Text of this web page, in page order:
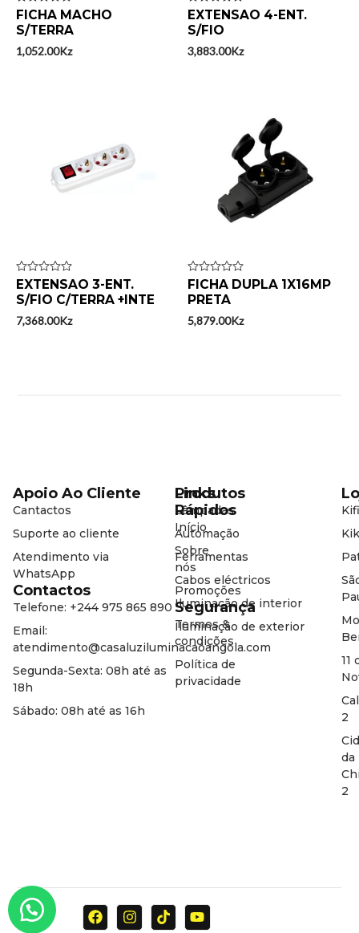
Avaliação
0
de
FICHA MACHO
S/TERRA
1,052.00Kz
Avaliação
0
de
EXTENSAO 4-ENT.
S/FIO
3,883.00Kz
Avaliação
0
de
EXTENSAO 3-ENT.
S/FIO C/TERRA +INTE
7,368.00Kz
Avaliação
0
de
FICHA DUPLA 1X16MP
PRETA
5,879.00Kz
11
2
da
2
Produtos
Lâmpadas
Automação
Ferramentas
Cabos eléctricos
Iluminação de interior
Iluminação de exterior
Links
Rápidos
Início
Sobre
nós
Promoções
Segurança
Termos &
condições
Política de
privacidade
Apoio Ao Cliente
Cantactos
Suporte ao cliente
Atendimento via
WhatsApp
Contactos
Telefone: +244 975 865 890
Email:
atendimento@casaluziluminacaoangola.com
Segunda-Sexta: 08h até as
18h
Sábado: 08h até as 16h
F
a
I
n
T
i
Y
o